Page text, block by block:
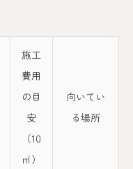
施工
費用
の目
安
（10
㎡）
向いてい
る場所